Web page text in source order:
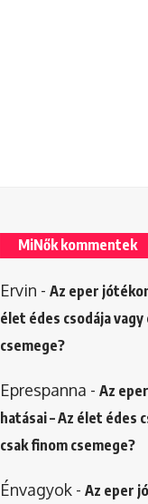
MiNők kommentek
Ervin - Az eper
élet édes csodája vagy
csemege?
Eprespanna - Az
hatásai – Az élet édes
csak finom csemege?
Énvagyok- Az eper